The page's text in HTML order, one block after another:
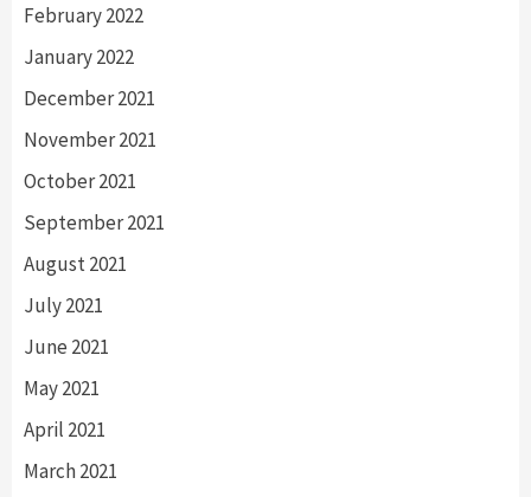
February 2022
January 2022
December 2021
November 2021
October 2021
September 2021
August 2021
July 2021
June 2021
May 2021
April 2021
March 2021